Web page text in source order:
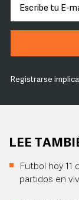
Registrarse
LEE
Futbol hoy 11
partidos en